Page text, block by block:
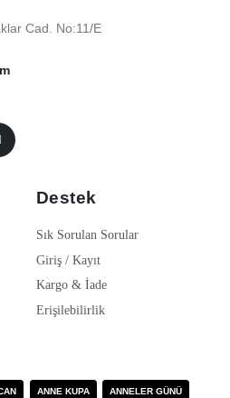
Cad. No:11/E
Destek
Sık Sorulan Sorular
Giriş / Kayıt
Kargo & İade
Erişilebilirlik
ANNE KUPA ANNELER GÜNÜ